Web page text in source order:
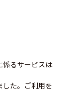
係るサービスは
した。ご利用を